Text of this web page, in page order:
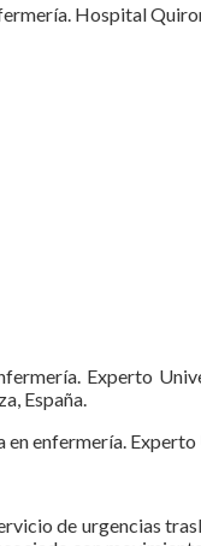
Hospital
Experto
España.
enfermería.
de urgencias